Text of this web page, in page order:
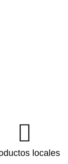
locales